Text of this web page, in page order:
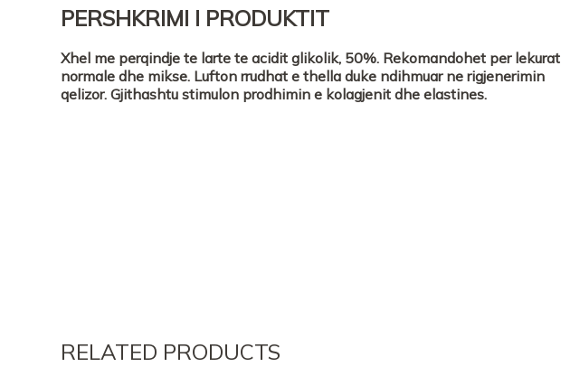
PERSHKRIMI I PRODUKTIT
Xhel me perqindje te larte te acidit glikolik, 50%. Rekomandohet per lekurat
normale dhe mikse. Lufton rrudhat e thella duke ndihmuar ne rigjenerimin
qelizor. Gjithashtu stimulon prodhimin e kolagjenit dhe elastines.
RELATED PRODUCTS